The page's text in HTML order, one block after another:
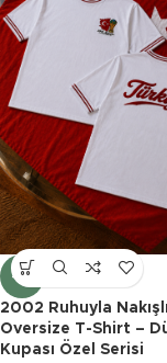
-9%
2002 Ruhuyla Nakışlı
Oversize T-Shirt –
Kupası Özel Serisi